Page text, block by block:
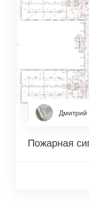
Дмитрий
Пожарная